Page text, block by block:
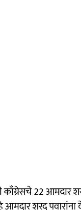
काँग्रेसचे 22 आमदार
हे आमदार शरद